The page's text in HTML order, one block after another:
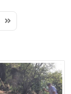
Last Page